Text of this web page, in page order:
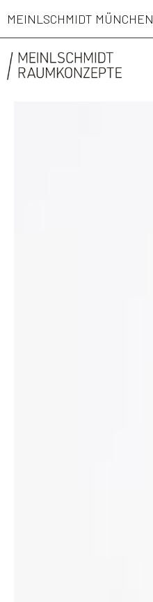
MEINLSCHMIDT MÜNCHEN